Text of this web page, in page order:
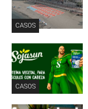
CASOS
CASOS